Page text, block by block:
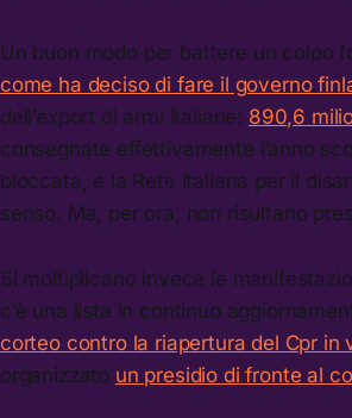
Un buon modo per battere un colpo
come ha deciso di fare il governo
dell’export di armi italiane: 890,6
consegnate effettivamente l’anno
bloccata, e la Rete italiana per il
senso. Ma, per ora, non risultano
Si moltiplicano invece le
c’è una lista in continuo
corteo contro la riapertura del Cpr in
organizzato un presidio di fronte al